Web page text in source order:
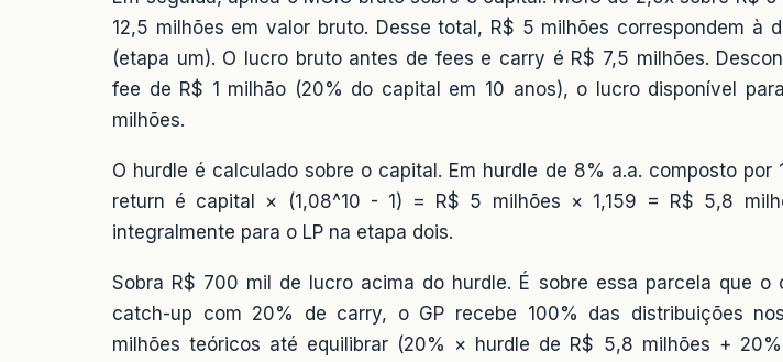
12,5 milhões em valor bruto. Desse total, R$ 5 milhões correspondem à
(etapa um). O lucro bruto antes de fees e carry é R$ 7,5 milhões.
fee de R$ 1 milhão (20% do capital em 10 anos), o lucro disponível
milhões.
O hurdle é calculado sobre o capital. Em hurdle de 8% a.a. composto por
return é capital × (1,08^10 - 1) = R$ 5 milhões × 1,159 = R$ 5,8
integralmente para o LP na etapa dois.
Sobra R$ 700 mil de lucro acima do hurdle. É sobre essa parcela que o
catch-up com 20% de carry, o GP recebe 100% das distribuições
milhões teóricos até equilibrar (20% × hurdle de R$ 5,8 milhões +